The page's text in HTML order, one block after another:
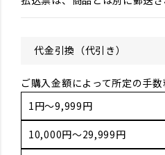
代金引換（代引き）
ご購入金額によって所定の手数
1円～9,999円
10,000円～29,999円